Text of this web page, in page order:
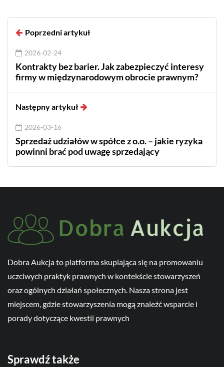
Poprzedni artykuł
2026-02-24
Kontrakty bez barier. Jak zabezpieczyć interesy
firmy w międzynarodowym obrocie prawnym?
Następny artykuł
2026-03-16
Sprzedaż udziałów w spółce z o.o. – jakie ryzyka
powinni brać pod uwagę sprzedający
Dobra Aukcja to platforma skupiająca się na promowaniu
uczciwych praktyk prawnych w kontekście stowarzyszeń
oraz ogólnych działań społecznych. Nasza strona jest
miejscem, gdzie stowarzyszenia mogą znaleźć wsparcie i
porady dotyczące kwestii prawnych
Sprawdź także